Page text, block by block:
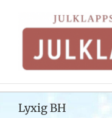
innehållet
Lyxig BH